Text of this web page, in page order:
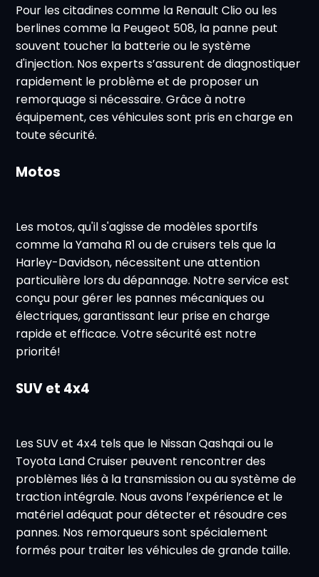
Pour les citadines comme la Renault Clio ou les
berlines comme la Peugeot 508, la panne peut
souvent toucher la batterie ou le système
d'injection. Nos experts s’assurent de diagnostiquer
rapidement le problème et de proposer un
remorquage si nécessaire. Grâce à notre
équipement, ces véhicules sont pris en charge en
toute sécurité.
Motos
Les motos, qu'il s'agisse de modèles sportifs
comme la Yamaha R1 ou de cruisers tels que la
Harley-Davidson, nécessitent une attention
particulière lors du dépannage. Notre service est
conçu pour gérer les pannes mécaniques ou
électriques, garantissant leur prise en charge
rapide et efficace. Votre sécurité est notre
priorité!
SUV et 4x4
Les SUV et 4x4 tels que le Nissan Qashqai ou le
Toyota Land Cruiser peuvent rencontrer des
problèmes liés à la transmission ou au système de
traction intégrale. Nous avons l’expérience et le
matériel adéquat pour détecter et résoudre ces
pannes. Nos remorqueurs sont spécialement
formés pour traiter les véhicules de grande taille.